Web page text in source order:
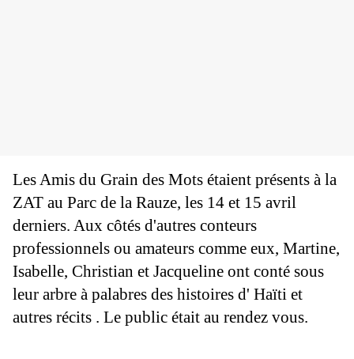
Les Amis du Grain des Mots étaient présents à la
ZAT au Parc de la Rauze, les 14 et 15 avril
derniers. Aux côtés d'autres conteurs
professionnels ou amateurs comme eux, Martine,
Isabelle, Christian et Jacqueline ont conté sous
leur arbre à palabres des histoires d' Haïti et
autres récits . Le public était au rendez vous.